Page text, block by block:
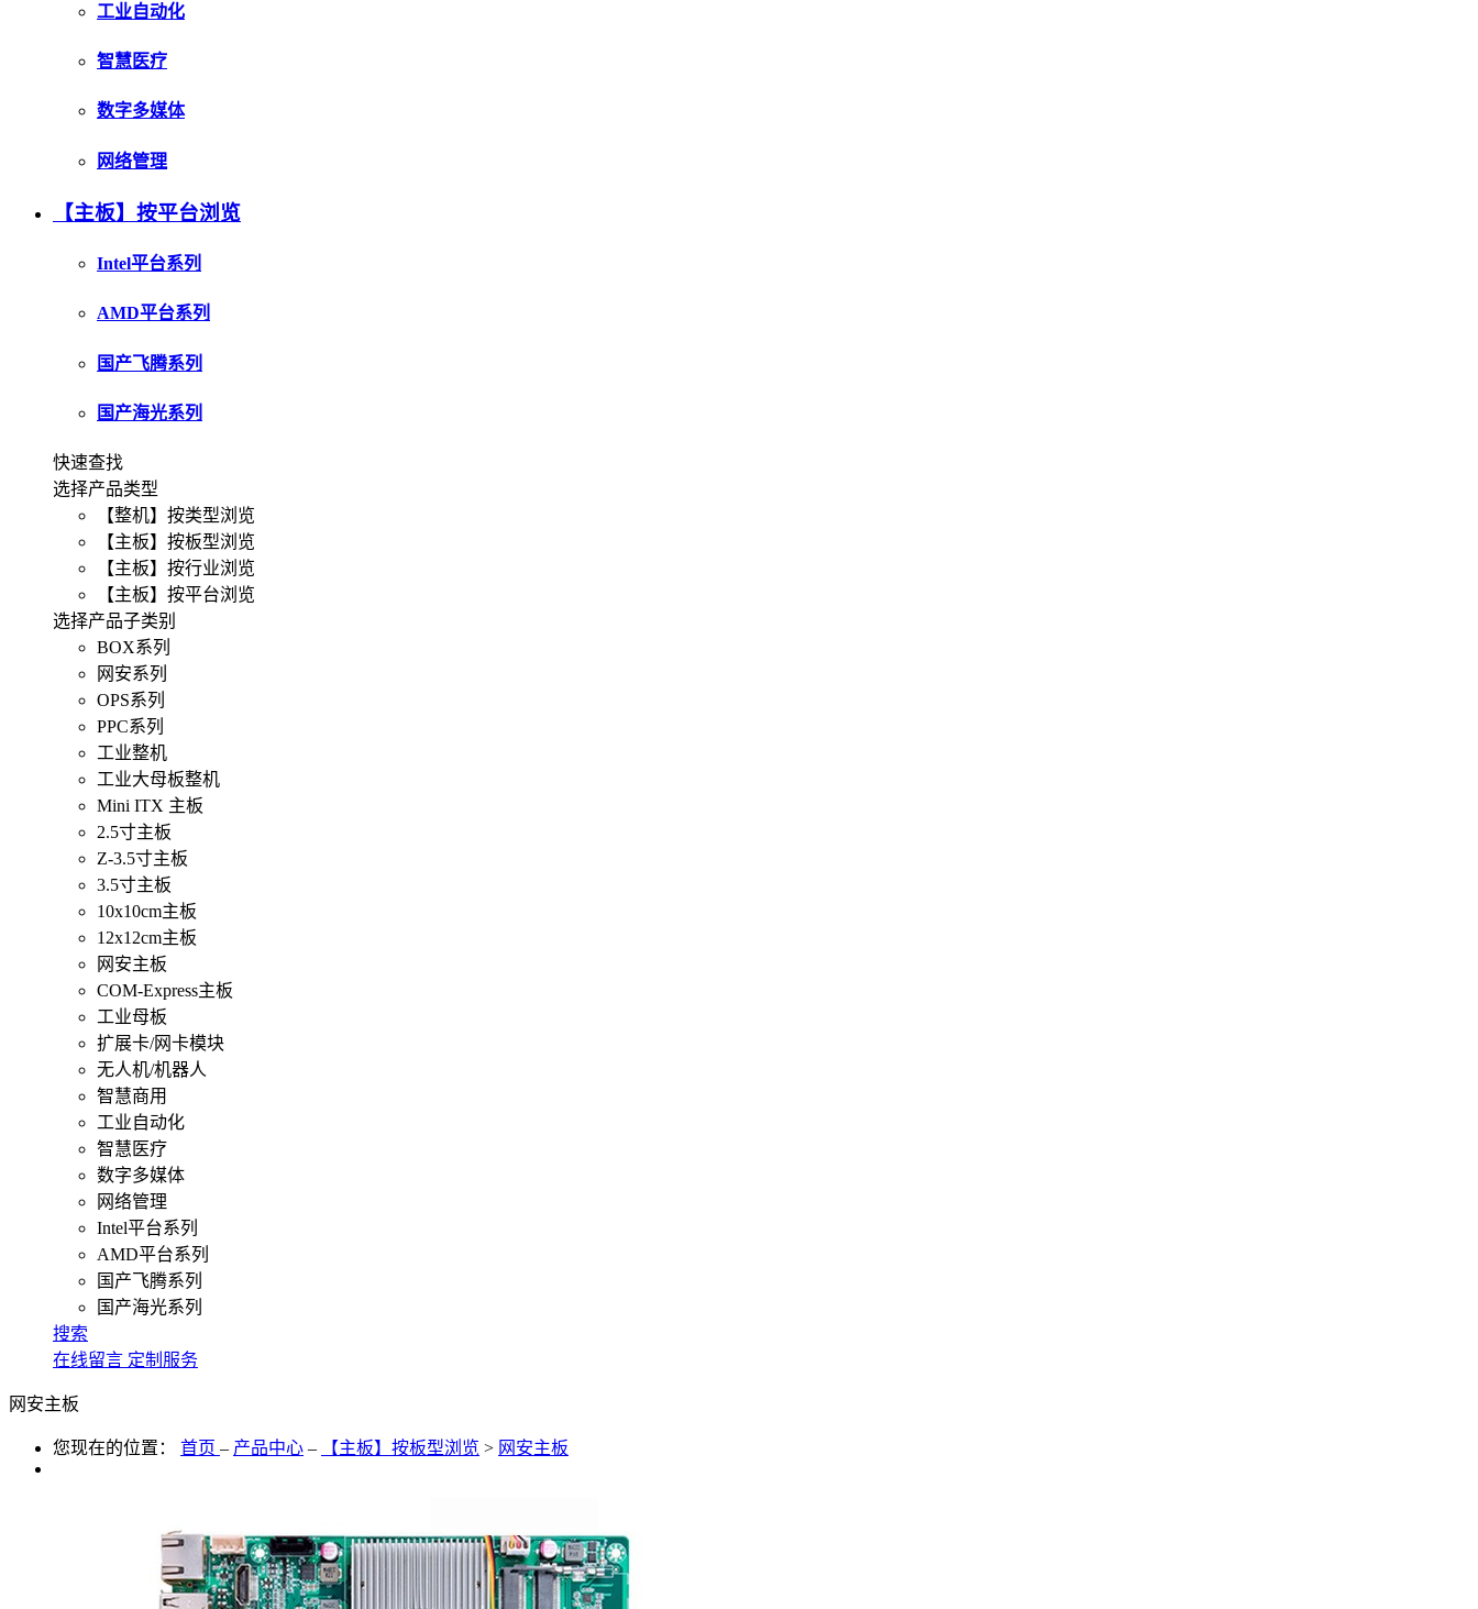
工业自动化
智慧医疗
数字多媒体
网络管理
【主板】按平台浏览
Intel平台系列
AMD平台系列
国产飞腾系列
国产海光系列
快速查找
选择产品类型
【整机】按类型浏览
【主板】按板型浏览
【主板】按行业浏览
【主板】按平台浏览
选择产品子类别
BOX系列
网安系列
OPS系列
PPC系列
工业整机
工业大母板整机
Mini ITX 主板
2.5寸主板
Z-3.5寸主板
3.5寸主板
10x10cm主板
12x12cm主板
网安主板
COM-Express主板
工业母板
扩展卡/网卡模块
无人机/机器人
智慧商用
工业自动化
智慧医疗
数字多媒体
网络管理
Intel平台系列
AMD平台系列
国产飞腾系列
国产海光系列
搜索
在线留言 定制服务
网安主板
您现在的位置： 首页 – 产品中心 – 【主板】按板型浏览 > 网安主板